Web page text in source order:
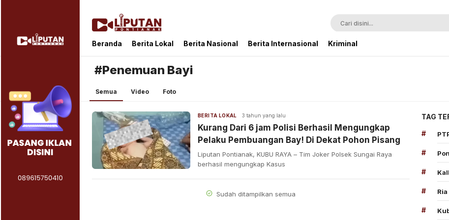
Liputan Pontianak
Berita Terkini dan TerUpdate
Beranda Berita Lokal Berita Nasional Berita Internasional Kriminal
#Penemuan Bayi
Semua Video Foto
BERITA LOKAL 3 tahun yang lalu
Kurang Dari 6 jam Polisi Berhasil Mengungkap
Pelaku Pembuangan Bay! Di Dekat Pohon Pisang
Liputan Pontianak, KUBU RAYA – Tim Joker Polsek Sungai Raya
berhasil mengungkap Kasus
Sudah ditampilkan semua
TAG
#
#
#
#
#